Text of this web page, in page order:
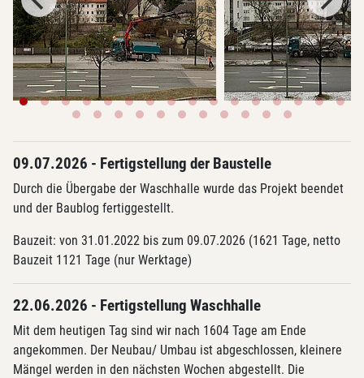
09.07.2026 - Fertigstellung der Baustelle
Durch die Übergabe der Waschhalle wurde das Projekt beendet
und der Baublog fertiggestellt.
Bauzeit: von 31.01.2022 bis zum 09.07.2026 (1621 Tage, netto
Bauzeit 1121 Tage (nur Werktage)
22.06.2026 - Fertigstellung Waschhalle
Mit dem heutigen Tag sind wir nach 1604 Tage am Ende
angekommen. Der Neubau/ Umbau ist abgeschlossen, kleinere
Mängel werden in den nächsten Wochen abgestellt. Die